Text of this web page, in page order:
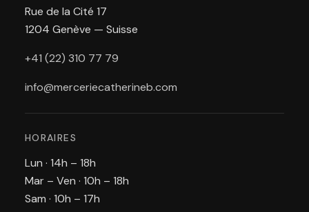
Rue de la Cité 17
1204 Genève — Suisse
+41 (22) 310 77 79
info@merceriecatherineb.com
HORAIRES
Lun · 14h – 18h
Mar – Ven · 10h – 18h
Sam · 10h – 17h